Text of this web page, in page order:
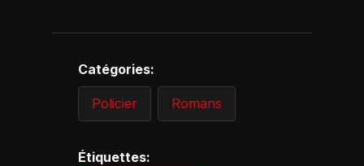
Catégories:
Policier Romans
Étiquettes: